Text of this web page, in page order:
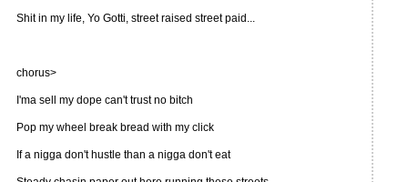
Shit in my life, Yo Gotti, street raised street paid...
chorus>
I'ma sell my dope can't trust no bitch
Pop my wheel break bread with my click
If a nigga don't hustle than a nigga don't eat